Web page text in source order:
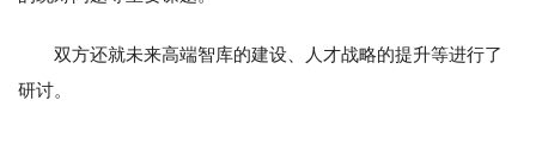
双方还就未来高端智库的建设、人才战略的提升等进行了
研讨。